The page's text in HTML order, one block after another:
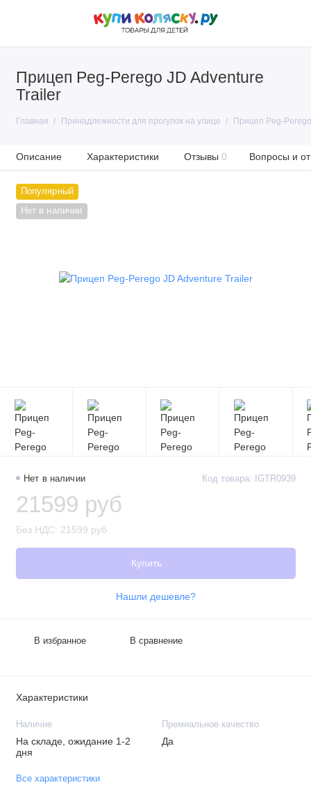
Прицеп Peg-Perego JD Adventure
Trailer
Главная Принадлежности для прогулок на улице Прицеп Peg-
Описание Характеристики Отзывы 0 Вопросы и
Популярный
Нет в наличии
Нет в наличии Код товара: IGTR0939
21599 руб
Без НДС: 21599 руб
Купить
Нашли дешевле?
В избранное В сравнение
Характеристики
Наличие
На складе, ожидание 1-2
дня
Премиальное качество
Да
Все характеристики